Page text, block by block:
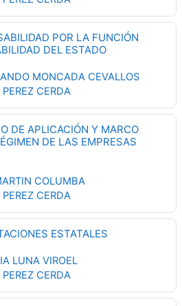
POR LA FUNCIÓN
DEL ESTADO
MONCADA CEVALLOS
CERDA
DE APLICACIÓN Y MARCO
DE LAS EMPRESAS
COLUMBA
CERDA
ESTATALES
LUNA VIROEL
CERDA